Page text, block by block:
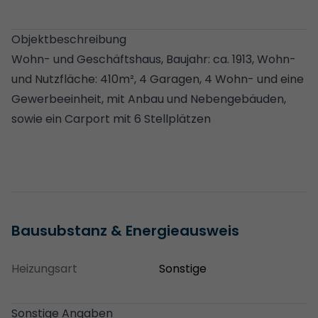
Objektbeschreibung
Wohn- und Geschäftshaus, Baujahr: ca. 1913, Wohn-
und Nutzfläche: 410m², 4 Garagen, 4 Wohn- und eine
Gewerbeeinheit, mit Anbau und Nebengebäuden,
sowie ein Carport mit 6 Stellplätzen
Bausubstanz & Energieausweis
Heizungsart Sonstige
Sonstige Angaben